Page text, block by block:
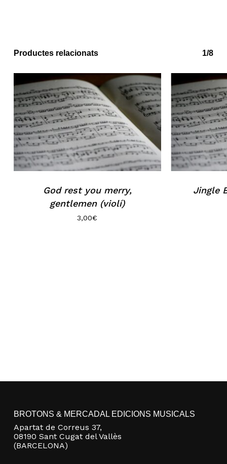
No hi ha productes a la cistella.
Go to shop
Productes relacionats 1/8
God rest you merry,
gentlemen (violí)
3,00€
Jingle
BROTONS & MERCADAL EDICIONS MUSICALS
Apartat de Correus 37,
08190 Sant Cugat del Vallès
(BARCELONA)